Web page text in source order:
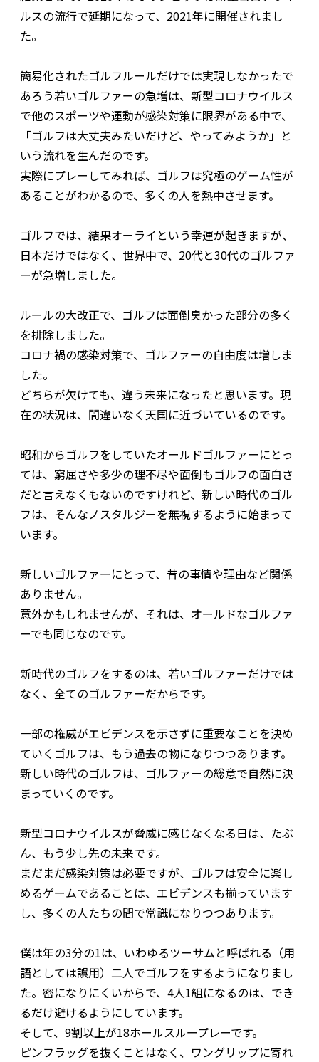
ルスの流行で延期になって、2021年に開催されまし
た。
簡易化されたゴルフルールだけでは実現しなかったで
あろう若いゴルファーの急増は、新型コロナウイルス
で他のスポーツや運動が感染対策に限界がある中で、
「ゴルフは大丈夫みたいだけど、やってみようか」と
いう流れを生んだのです。
実際にプレーしてみれば、ゴルフは究極のゲーム性が
あることがわかるので、多くの人を熱中させます。
ゴルフでは、結果オーライという幸運が起きますが、
日本だけではなく、世界中で、20代と30代のゴルファ
ーが急増しました。
ルールの大改正で、ゴルフは面倒臭かった部分の多く
を排除しました。
コロナ禍の感染対策で、ゴルファーの自由度は増しま
した。
どちらが欠けても、違う未来になったと思います。現
在の状況は、間違いなく天国に近づいているのです。
昭和からゴルフをしていたオールドゴルファーにとっ
ては、窮屈さや多少の理不尽や面倒もゴルフの面白さ
だと言えなくもないのですけれど、新しい時代のゴル
フは、そんなノスタルジーを無視するように始まって
います。
新しいゴルファーにとって、昔の事情や理由など関係
ありません。
意外かもしれませんが、それは、オールドなゴルファ
ーでも同じなのです。
新時代のゴルフをするのは、若いゴルファーだけでは
なく、全てのゴルファーだからです。
一部の権威がエビデンスを示さずに重要なことを決め
ていくゴルフは、もう過去の物になりつつあります。
新しい時代のゴルフは、ゴルファーの総意で自然に決
まっていくのです。
新型コロナウイルスが脅威に感じなくなる日は、たぶ
ん、もう少し先の未来です。
まだまだ感染対策は必要ですが、ゴルフは安全に楽し
めるゲームであることは、エビデンスも揃っています
し、多くの人たちの間で常識になりつつあります。
僕は年の3分の1は、いわゆるツーサムと呼ばれる（用
語としては誤用）二人でゴルフをするようになりまし
た。密になりにくいからで、4人1組になるのは、でき
るだけ避けるようにしています。
そして、9割以上が18ホールスループレーです。
ピンフラッグを抜くことはなく、ワングリップに寄れ